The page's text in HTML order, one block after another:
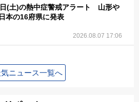
(土)の熱中症警戒アラート 山形や
本の16府県に発表
2026.08.07 17:06
ニュース一覧へ